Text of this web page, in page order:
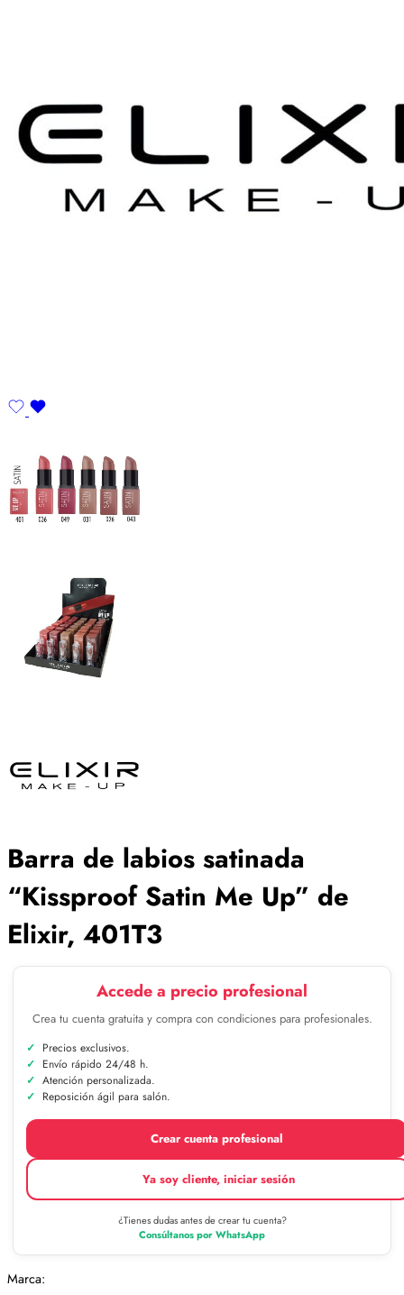
Barra de labios satinada
“Kissproof Satin Me Up” de
Elixir, 401T3
Accede a precio profesional
Crea tu cuenta gratuita y compra con condiciones para profesionales.
Precios exclusivos.
Envío rápido 24/48 h.
Atención personalizada.
Reposición ágil para salón.
Crear cuenta profesional
Ya soy cliente, iniciar sesión
¿Tienes dudas antes de crear tu cuenta?
Consúltanos por WhatsApp
Marca: